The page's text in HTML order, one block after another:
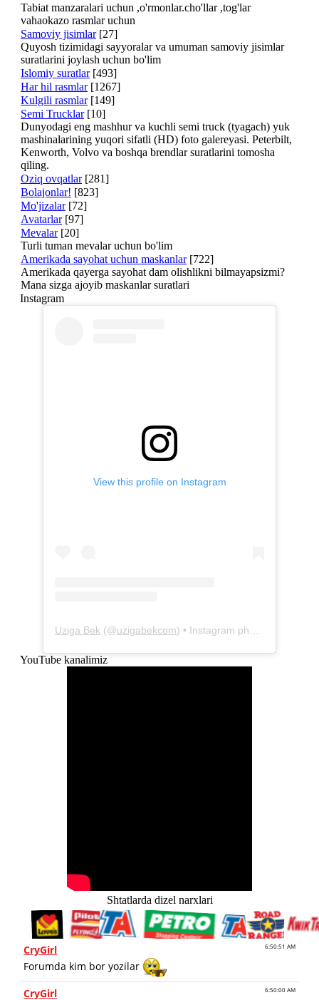
Tabiat manzaralari uchun ,o'rmonlar.cho'llar ,tog'lar
vahaokazo rasmlar uchun
Samoviy jisimlar [27]
Quyosh tizimidagi sayyoralar va umuman samoviy jisimlar
suratlarini joylash uchun bo'lim
Islomiy suratlar [493]
Har hil rasmlar [1267]
Kulgili rasmlar [149]
Semi Trucklar [10]
Dunyodagi eng mashhur va kuchli semi truck (tyagach) yuk
mashinalarining yuqori sifatli (HD) foto galereyasi. Peterbilt,
Kenworth, Volvo va boshqa brendlar suratlarini tomosha
qiling.
Oziq ovqatlar [281]
Bolajonlar! [823]
Mo'jizalar [72]
Avatarlar [97]
Mevalar [20]
Turli tuman mevalar uchun bo'lim
Amerikada sayohat uchun maskanlar [722]
Amerikada qayerga sayohat dam olishlikni bilmayapsizmi?
Mana sizga ajoyib maskanlar suratlari
Instagram
View this profile on Instagram
Uziga Bek (@uzigabekcom) • Instagram photos and videos
YouTube kanalimiz
Shtatlarda dizel narxlari